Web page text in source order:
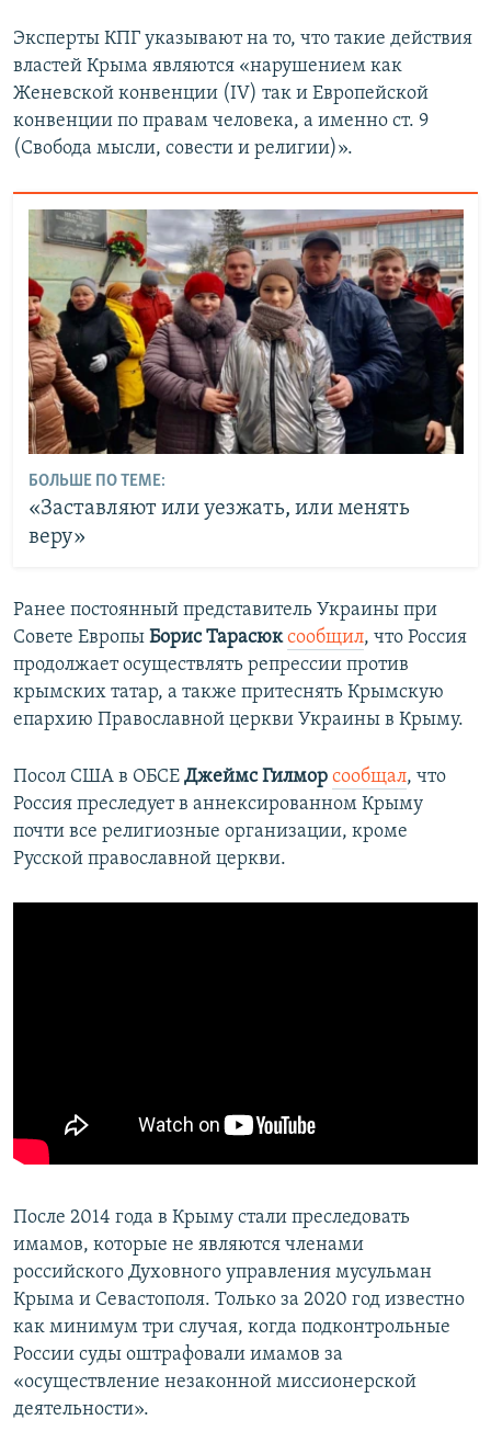
Эксперты КПГ указывают на то, что такие действия
властей Крыма являются «нарушением как
Женевской конвенции (IV) так и Европейской
конвенции по правам человека, а именно ст. 9
(Свобода мысли, совести и религии)».
БОЛЬШЕ ПО ТЕМЕ:
«Заставляют или уезжать, или менять
веру»
Ранее постоянный представитель Украины при
Совете Европы Борис Тарасюк сообщил, что Россия
продолжает осуществлять репрессии против
крымских татар, а также притеснять Крымскую
епархию Православной церкви Украины в Крыму.
Посол США в ОБСЕ Джеймс Гилмор сообщал, что
Россия преследует в аннексированном Крыму
почти все религиозные организации, кроме
Русской православной церкви.
После 2014 года в Крыму стали преследовать
имамов, которые не являются членами
российского Духовного управления мусульман
Крыма и Севастополя. Только за 2020 год известно
как минимум три случая, когда подконтрольные
России суды оштрафовали имамов за
«осуществление незаконной миссионерской
деятельности».